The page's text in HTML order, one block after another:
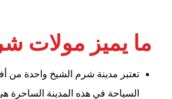
ما يميز مولات
تعتبر مدينة شرم الشيخ واحدة من
السياحة في هذه المدينة